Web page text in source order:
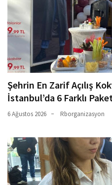
Şehrin En Zarif Açılış
İstanbul’da 6 Farklı
6 Ağustos 2026 Rborganizasyon